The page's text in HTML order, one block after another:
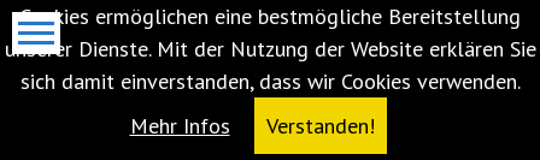
Cookies ermöglichen eine bestmögliche Bereitstellung
unserer Dienste. Mit der Nutzung der Website erklären Sie
sich damit einverstanden, dass wir Cookies verwenden.
Mehr Infos
Verstanden!